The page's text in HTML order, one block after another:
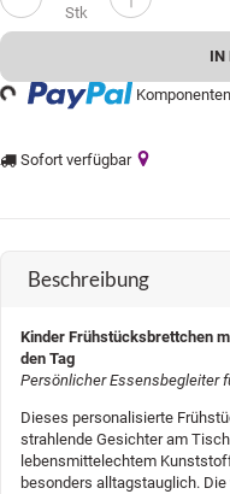
Stk
IN
Loading...
Sofort verfügbar
Beschreibung
Kinder Frühstücksbrettchen
den Tag
Persönlicher Essensbegleiter
Dieses personalisierte
strahlende Gesichter am
lebensmittelechtem
besonders alltagstauglich.